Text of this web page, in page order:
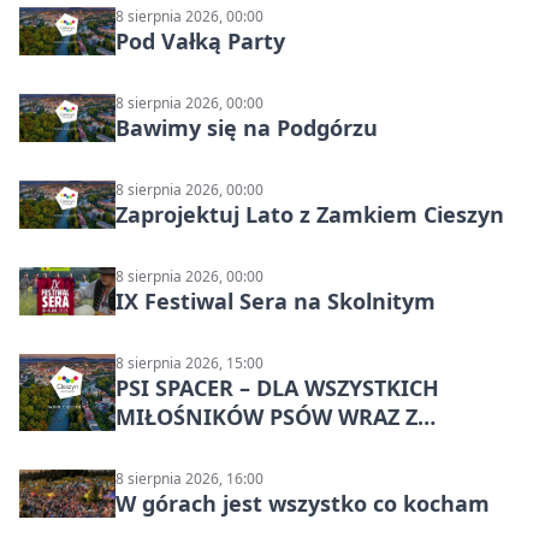
8 sierpnia 2026, 00:00
Pod Vałką Party
8 sierpnia 2026, 00:00
Bawimy się na Podgórzu
8 sierpnia 2026, 00:00
Zaprojektuj Lato z Zamkiem Cieszyn
8 sierpnia 2026, 00:00
IX Festiwal Sera na Skolnitym
8 sierpnia 2026, 15:00
PSI SPACER – DLA WSZYSTKICH
MIŁOŚNIKÓW PSÓW WRAZ Z
8 sierpnia 2026, 16:00
W górach jest wszystko co kocham